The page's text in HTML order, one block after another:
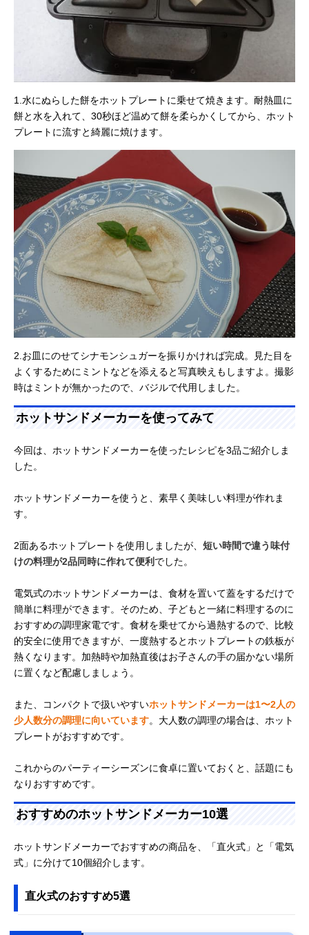
1.水にぬらした餅をホットプレートに乗せて焼きます。耐熱皿に
餅と水を入れて、30秒ほど温めて餅を柔らかくしてから、ホット
プレートに流すと綺麗に焼けます。
2.お皿にのせてシナモンシュガーを振りかければ完成。見た目を
よくするためにミントなどを添えると写真映えもしますよ。撮影
時はミントが無かったので、バジルで代用しました。
ホットサンドメーカーを使ってみて
今回は、ホットサンドメーカーを使ったレシピを3品ご紹介しま
した。
ホットサンドメーカーを使うと、素早く美味しい料理が作れま
す。
2面あるホットプレートを使用しましたが、 短い時間で違う味付
けの料理が2品同時に作れて便利 でした。
電気式のホットサンドメーカーは、食材を置いて蓋をするだけで
簡単に料理ができます。そのため、子どもと一緒に料理するのに
おすすめの調理家電です。食材を乗せてから過熱するので、比較
的安全に使用できますが、一度熱するとホットプレートの鉄板が
熱くなります。加熱時や加熱直後はお子さんの手の届かない場所
に置くなど配慮しましょう。
また、コンパクトで扱いやすいホットサンドメーカーは1〜2人の
少人数分の調理に向いています。大人数の調理の場合は、ホット
プレートがおすすめです。
これからのパーティーシーズンに食卓に置いておくと、話題にも
なりおすすめです。
おすすめのホットサンドメーカー10選
ホットサンドメーカーでおすすめの商品を、「直火式」と「電気
式」に分けて10個紹介します。
直火式のおすすめ5選